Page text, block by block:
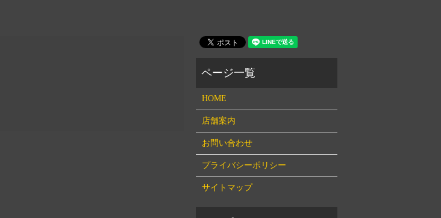
HOME
店舗案内
お問い合わせ
プライバシーポリシー
サイトマップ